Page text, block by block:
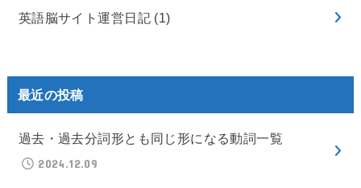
英語脳サイト運営日記 (1)
最近の投稿
過去・過去分詞形とも同じ形になる動詞一覧
2024.12.09